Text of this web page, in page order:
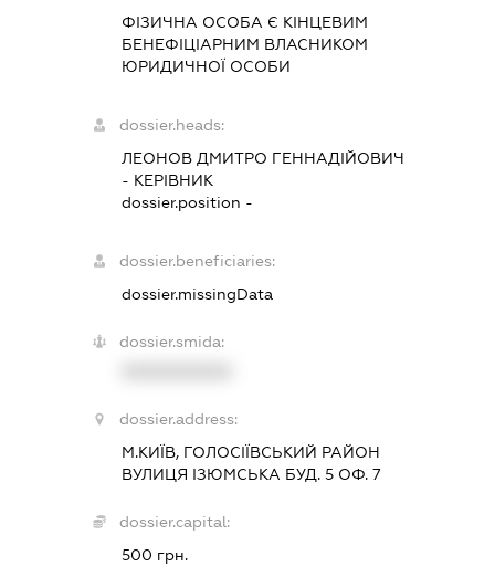
ФІЗИЧНА ОСОБА Є КІНЦЕВИМ
БЕНЕФІЦІАРНИМ ВЛАСНИКОМ
ЮРИДИЧНОЇ ОСОБИ
dossier.heads:
ЛЕОНОВ ДМИТРО ГЕННАДІЙОВИЧ
- КЕРІВНИК
dossier.position -
dossier.beneficiaries:
dossier.missingData
dossier.smida:
dossier.address:
М.КИЇВ, ГОЛОСІЇВСЬКИЙ РАЙОН
ВУЛИЦЯ ІЗЮМСЬКА БУД. 5 ОФ. 7
dossier.capital:
500 грн.